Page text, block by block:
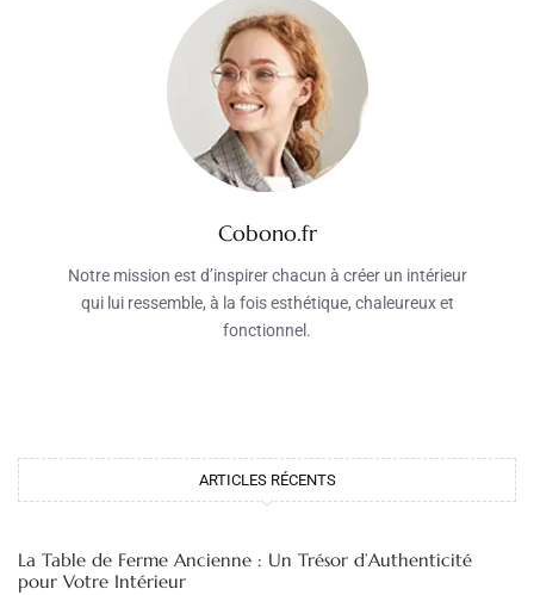
Cobono.fr
Notre mission est d’inspirer chacun à créer un intérieur
qui lui ressemble, à la fois esthétique, chaleureux et
fonctionnel.
ARTICLES RÉCENTS
La Table de Ferme Ancienne : Un Trésor d’Authenticité
pour Votre Intérieur